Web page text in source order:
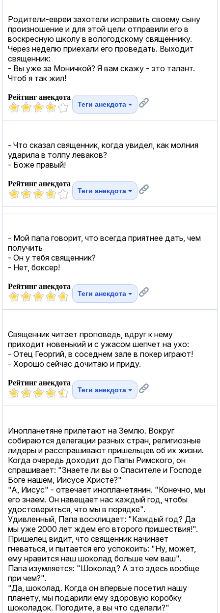
Родители-евреи захотели исправить своему сыну
произношение и для этой цели отправили его в
воскресную школу в вологодскому священнику.
Через неделю приехали его проведать. Выходит
священник:
- Вы уже за Моничкой? Я вам скажу - это талант.
Чтоб я так жил!
Рейтинг анекдота
Теги анекдота
- Что сказал священник, когда увидел, как молния
ударила в толпу леваков?
- Боже правый!
Рейтинг анекдота
Теги анекдота
- Мой папа говорит, что всегда приятнее дать, чем
получить
- Он у тебя священник?
- Нет, боксер!
Рейтинг анекдота
Теги анекдота
Священник читает проповедь, вдруг к нему
приходит новенький и с ужасом шепчет на ухо:
- Отец Георгий, в соседнем зале в покер играют!
- Хорошо сейчас дочитаю и приду.
Рейтинг анекдота
Теги анекдота
Инопланетяне прилетают на Землю. Вокруг
собираются делегации разных стран, религиозные
лидеры и расспрашивают пришельцев об их жизни.
Когда очередь доходит до Папы Римского, он
спрашивает: "Знаете ли вы о Спасителе и Господе
Боге нашем, Иисусе Христе?"
"А, Иисус" - отвечает инопланетянин. "Конечно, мы
его знаем. Он навещает нас каждый год, чтобы
удостовериться, что мы в порядке".
Удивленный, Папа восклицает: "Каждый год? Да
мы уже 2000 лет ждем его второго пришествия!".
Пришелец видит, что священник начинает
гневаться, и пытается его успокоить: "Ну, может,
ему нравится наш шоколад больше чем ваш".
Папа изумляется: "Шоколад? А это здесь вообще
при чем?".
"Да, шоколад. Когда он впервые посетил нашу
планету, мы подарили ему здоровую коробку
шоколадок. Погодите, а вы что сделали?"